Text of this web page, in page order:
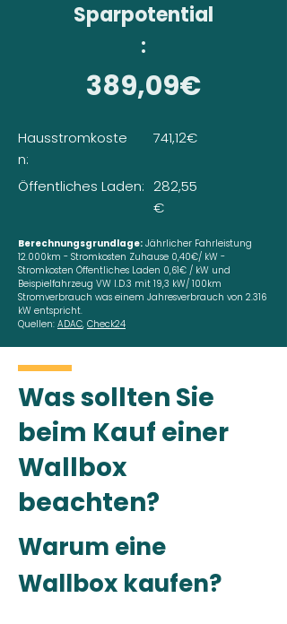
Sparpotential
:
389,09€
Hausstromkoste
n:
Öffentliches Laden:
741,12€
282,55
€
Berechnungsgrundlage: Jährlicher Fahrleistung
12.000km - Stromkosten Zuhause 0,40€/ kW -
Stromkosten Öffentliches Laden 0,61€ / kW und
Beispielfahrzeug VW I.D.3 mit 19,3 kW/ 100km
Stromverbrauch was einem Jahresverbrauch von 2.316
kW entspricht.
Quellen: ADAC, Check24
Was sollten Sie
beim Kauf einer
Wallbox
beachten?
Warum eine
Wallbox kaufen?